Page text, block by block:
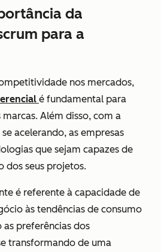
da
para a
nos mercados,
é fundamental para
Além disso, com a
acelerando, as empresas
que sejam capazes de
dos seus projetos.
é referente à capacidade de
às tendências de consumo
preferências dos
transformando de uma